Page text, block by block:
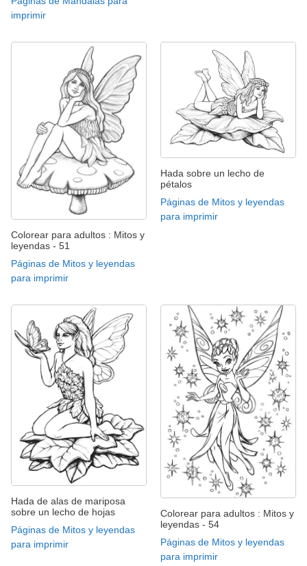
imprimir
Colorear para adultos : Mitos y
leyendas - 51
Páginas de Mitos y leyendas
para imprimir
Hada sobre un lecho de
pétalos
Páginas de Mitos y leyendas
para imprimir
Hada de alas de mariposa
sobre un lecho de hojas
Páginas de Mitos y leyendas
para imprimir
Colorear para adultos : Mitos y
leyendas - 54
Páginas de Mitos y leyendas
para imprimir